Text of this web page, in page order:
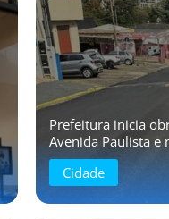
Prefeitura inicia
Avenida Paulista e
Cidade